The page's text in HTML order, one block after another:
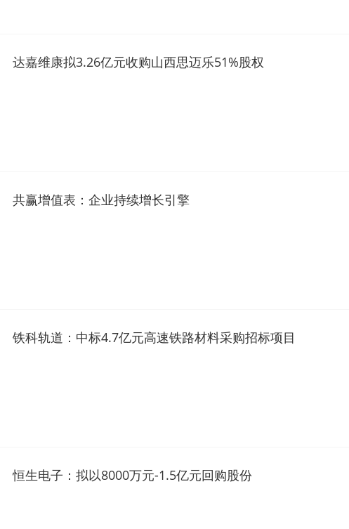
达嘉维康拟3.26亿元收购山西思迈乐51%股权
共赢增值表：企业持续增长引擎
铁科轨道：中标4.7亿元高速铁路材料采购招标项目
恒生电子：拟以8000万元-1.5亿元回购股份